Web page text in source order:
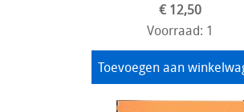
€ 12,50
Voorraad: 1
Toevoegen aan